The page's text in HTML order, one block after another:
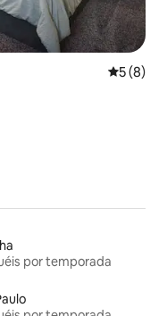
5 de
5 (8)
por temporada